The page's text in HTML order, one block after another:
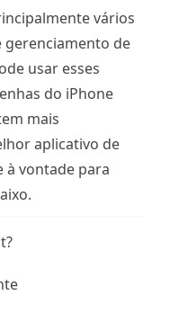
vários
gerenciamento de
usar esses
do iPhone
mais
aplicativo de
à vontade para